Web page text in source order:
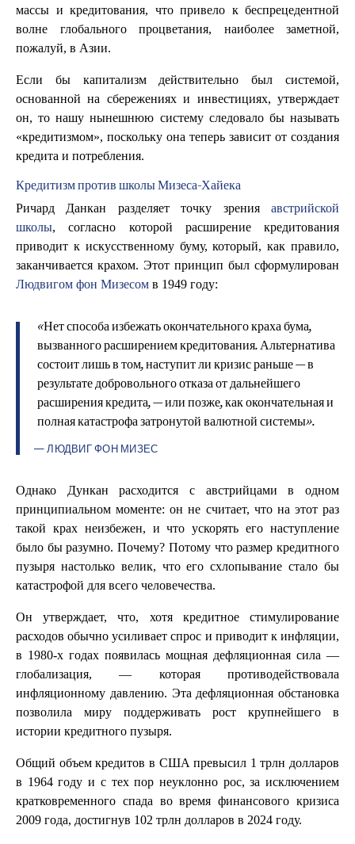
массы и кредитования, что привело к беспрецедентной
волне глобального процветания, наиболее заметной,
пожалуй, в Азии.
Если бы капитализм действительно был системой,
основанной на сбережениях и инвестициях, утверждает
он, то нашу нынешнюю систему следовало бы называть
«кредитизмом», поскольку она теперь зависит от создания
кредита и потребления.
Кредитизм против школы Мизеса-Хайека
Ричард Данкан разделяет точку зрения австрийской
школы, согласно которой расширение кредитования
приводит к искусственному буму, который, как правило,
заканчивается крахом. Этот принцип был сформулирован
Людвигом фон Мизесом в 1949 году:
«Нет способа избежать окончательного краха бума,
вызванного расширением кредитования. Альтернатива
состоит лишь в том, наступит ли кризис раньше — в
результате добровольного отказа от дальнейшего
расширения кредита, — или позже, как окончательная и
полная катастрофа затронутой валютной системы».
— ЛЮДВИГ ФОН МИЗЕС
Однако Дункан расходится с австрийцами в одном
принципиальном моменте: он не считает, что на этот раз
такой крах неизбежен, и что ускорять его наступление
было бы разумно. Почему? Потому что размер кредитного
пузыря настолько велик, что его схлопывание стало бы
катастрофой для всего человечества.
Он утверждает, что, хотя кредитное стимулирование
расходов обычно усиливает спрос и приводит к инфляции,
в 1980-х годах появилась мощная дефляционная сила —
глобализация, — которая противодействовала
инфляционному давлению. Эта дефляционная обстановка
позволила миру поддерживать рост крупнейшего в
истории кредитного пузыря.
Общий объем кредитов в США превысил 1 трлн долларов
в 1964 году и с тех пор неуклонно рос, за исключением
кратковременного спада во время финансового кризиса
2009 года, достигнув 102 трлн долларов в 2024 году.